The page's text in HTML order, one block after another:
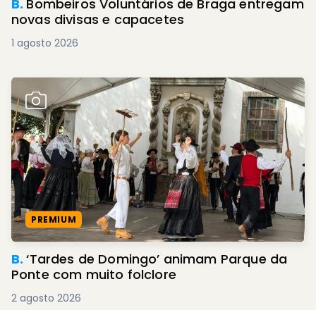
B. Bombeiros Voluntários de Braga entregam
novas divisas e capacetes
1 agosto 2026
PREMIUM
B.‘Tardes de Domingo’ animam Parque da
Ponte com muito folclore
2 agosto 2026